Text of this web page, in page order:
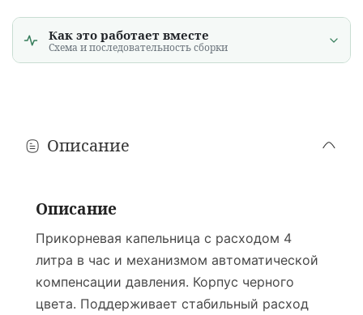
Как это работает вместе
Схема и последовательность сборки
Описание
Описание
Прикорневая капельница с расходом 4
литра в час и механизмом автоматической
компенсации давления. Корпус черного
цвета. Поддерживает стабильный расход